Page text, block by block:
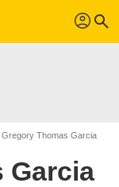
profil search
Gregory Thomas Garcia
Garcia